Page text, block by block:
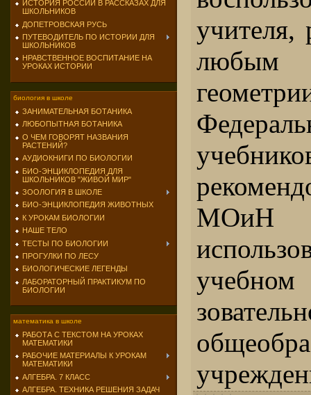
ИСТОРИЯ РОССИИ В РАССКАЗАХ ДЛЯ
ШКОЛЬНИКОВ
ДОПЕТРОВСКАЯ РУСЬ
ПУТЕВОДИТЕЛЬ ПО ИСТОРИИ ДЛЯ
ШКОЛЬНИКОВ
НРАВСТВЕННОЕ ВОСПИТАНИЕ НА
УРОКАХ ИСТОРИИ
биология в школе
ЗАНИМАТЕЛЬНАЯ БОТАНИКА
ЛЮБОПЫТНАЯ БОТАНИКА
О ЧЕМ ГОВОРЯТ НАЗВАНИЯ
РАСТЕНИЙ?
АУДИОКНИГИ ПО БИОЛОГИИ
БИО-ЭНЦИКЛОПЕДИЯ ДЛЯ
ШКОЛЬНИКОВ "ЖИВОЙ МИР"
ЗООЛОГИЯ В ШКОЛЕ
БИО-ЭНЦИКЛОПЕДИЯ ЖИВОТНЫХ
К УРОКАМ БИОЛОГИИ
НАШЕ ТЕЛО
ТЕСТЫ ПО БИОЛОГИИ
ПРОГУЛКИ ПО ЛЕСУ
БИОЛОГИЧЕСКИЕ ЛЕГЕНДЫ
ЛАБОРАТОРНЫЙ ПРАКТИКУМ ПО
БИОЛОГИИ
математика в школе
РАБОТА С ТЕКСТОМ НА УРОКАХ
МАТЕМАТИКИ
РАБОЧИЕ МАТЕРИАЛЫ К УРОКАМ
МАТЕМАТИКИ
АЛГЕБРА. 7 КЛАСС
АЛГЕБРА. ТЕХНИКА РЕШЕНИЯ ЗАДАЧ
любым